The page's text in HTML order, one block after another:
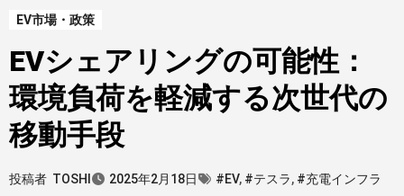
EV市場・政策
EVシェアリングの可能性：
環境負荷を軽減する次世代の
移動手段
投稿者 TOSHI 2025年2月18日 #EV, #テスラ, #充電インフラ